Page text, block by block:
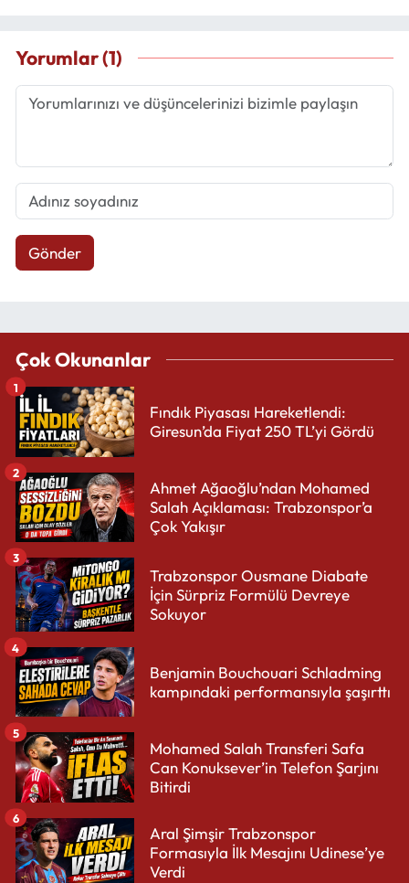
Yorumlar (1)
Gönder
Çok Okunanlar
Fındık Piyasası Hareketlendi:
Giresun’da Fiyat 250 TL’yi Gördü
1
Ahmet Ağaoğlu’ndan Mohamed
Salah Açıklaması: Trabzonspor’a
Çok Yakışır
2
Trabzonspor Ousmane Diabate
İçin Sürpriz Formülü Devreye
Sokuyor
3
Benjamin Bouchouari Schladming
kampındaki performansıyla şaşırttı
4
Mohamed Salah Transferi Safa
Can Konuksever’in Telefon Şarjını
Bitirdi
5
Aral Şimşir Trabzonspor
Formasıyla İlk Mesajını Udinese’ye
Verdi
6